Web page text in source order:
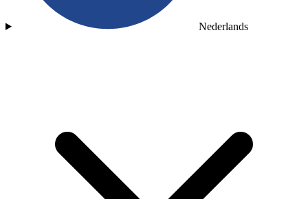
Nederlands